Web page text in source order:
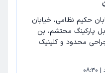
حکیم نظامی، خیابان
پارکینگ محتشم، بن
24، مرکز جراحی محدود و کلینیک